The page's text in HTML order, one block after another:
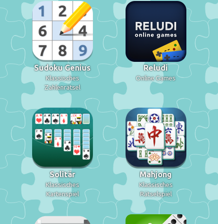
Sudoku Genius
Klassisches
Zahlenrätsel
Reludi
Online Games
Solitär
Klassisches
Kartenspiel
Mahjong
Klassisches
Rätselspiel